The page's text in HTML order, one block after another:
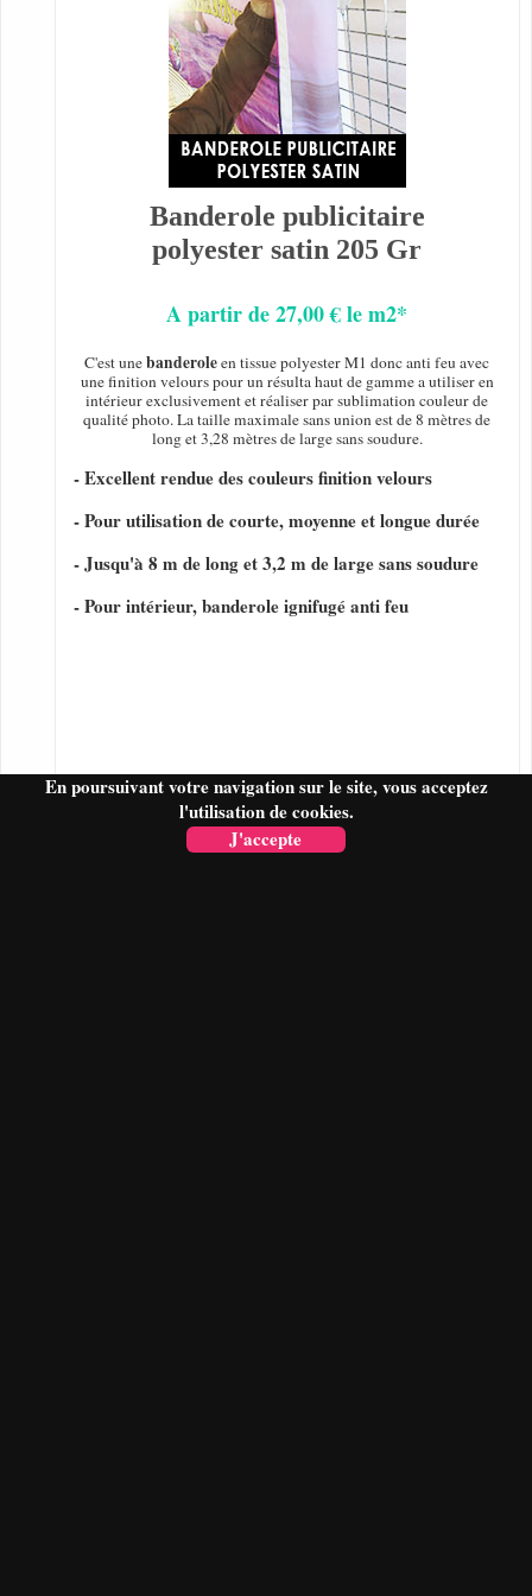
En poursuivant votre navigation sur le site, vous acceptez
l'utilisation de cookies.
J'accepte
Banderole publicitaire
polyester satin 205 Gr
A partir de 27,00 € le m2*
C'est unebanderoleen tissue polyester M1 donc anti feu avec
une finition velours pour un résulta haut de gamme a utiliser en
intérieur exclusivement et réaliser par sublimation couleur de
qualité photo. La taille maximale sans union est de 8 mètres de
long et 3,28 mètres de large sans soudure.
- Excellent rendue des couleurs finition velours
- Pour utilisation de courte, moyenne et longue durée
- Jusqu'à 8 m de long et 3,2 m de large sans soudure
- Pour intérieur, banderole ignifugé anti feu